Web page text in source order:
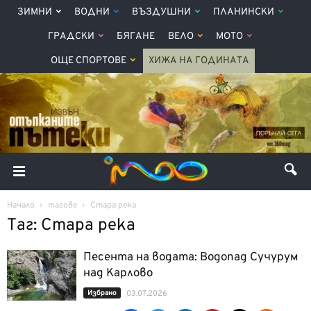
ЗИМНИ ВОДНИ ВЪЗДУШНИ ПЛАНИНСКИ
ГРАДСКИ БЯГАНЕ ВЕЛО МОТО
ОЩЕ СПОРТОВЕ ХИЖА НА ГОДИНАТА
Начало тагове Стара река
Таг: Стара река
Песента на водата: Водопад Сучурум
над Карлово
Избрано 03.07.2026